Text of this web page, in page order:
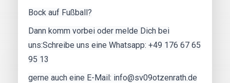
Bock auf Fußball?
Dann komm vorbei oder melde Dich bei
uns:Schreibe uns eine Whatsapp: +49 176 67 65
95 13
gerne auch eine E-Mail: info@sv09otzenrath.de